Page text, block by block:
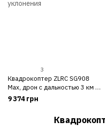
3
Квадрокоптер ZLRC SG908
Max, дрон с дальностью 3 км и
датчиком уклонения
9 374 грн